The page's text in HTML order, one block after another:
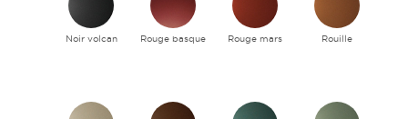
Noir volcan Rouge basque Rouge mars Rouille